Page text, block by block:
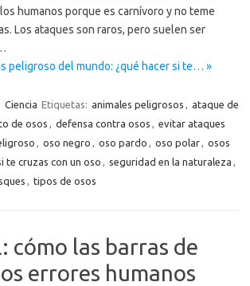
humanos porque es carnívoro y no teme
Los ataques son raros, pero suelen ser
peligroso del mundo: ¿qué hacer si te… »
Ciencia Etiquetas: animales peligrosos , ataque de
de osos , defensa contra osos , evitar ataques
, oso negro , oso pardo , oso polar, osos
te cruzas con un oso , seguridad en la naturaleza ,
, tipos de osos
cómo las barras de
errores humanos